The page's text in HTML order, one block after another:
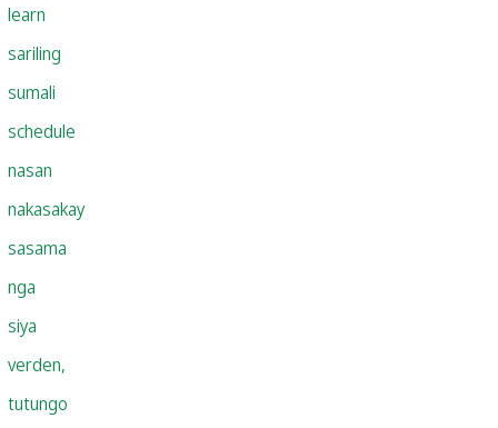
learn
sariling
sumali
schedule
nasan
nakasakay
sasama
nga
siya
verden,
tutungo